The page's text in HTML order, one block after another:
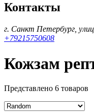
Контакты
г. Санкт Петербург,
+79215750608
Кожзам
Представлено 6 товаров